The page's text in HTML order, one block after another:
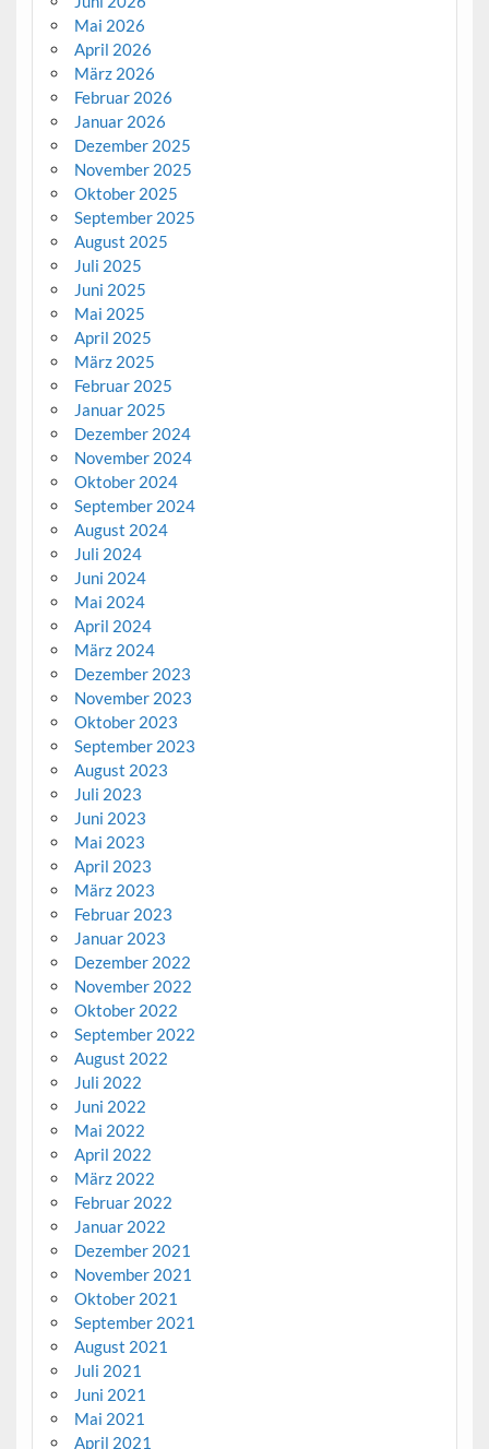
Mai 2026
April 2026
März 2026
Februar 2026
Januar 2026
Dezember 2025
November 2025
Oktober 2025
September 2025
August 2025
Juli 2025
Juni 2025
Mai 2025
April 2025
März 2025
Februar 2025
Januar 2025
Dezember 2024
November 2024
Oktober 2024
September 2024
August 2024
Juli 2024
Juni 2024
Mai 2024
April 2024
März 2024
Dezember 2023
November 2023
Oktober 2023
September 2023
August 2023
Juli 2023
Juni 2023
Mai 2023
April 2023
März 2023
Februar 2023
Januar 2023
Dezember 2022
November 2022
Oktober 2022
September 2022
August 2022
Juli 2022
Juni 2022
Mai 2022
April 2022
März 2022
Februar 2022
Januar 2022
Dezember 2021
November 2021
Oktober 2021
September 2021
August 2021
Juli 2021
Juni 2021
Mai 2021
April 2021